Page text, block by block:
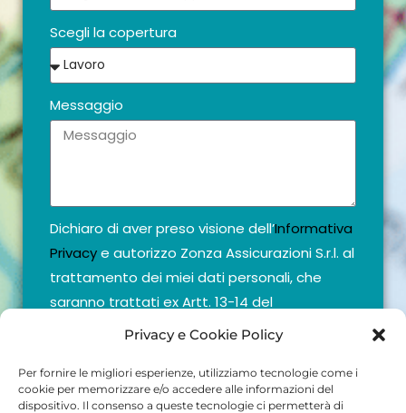
Privacy e Cookie Policy
Per fornire le migliori esperienze, utilizziamo tecnologie come i
cookie per memorizzare e/o accedere alle informazioni del
dispositivo. Il consenso a queste tecnologie ci permetterà di
Scegli la copertura
Messaggio
Dichiaro di aver preso visione dell’Informativa
Privacye autorizzo Zonza Assicurazioni S.r.l. al
trattamento dei miei dati personali, che
saranno trattati ex Artt. 13-14 del
Regolamento (UE) n. 679/2016 (c.d. G.D.P.R.)
finalità ivi indicate.
Accetto